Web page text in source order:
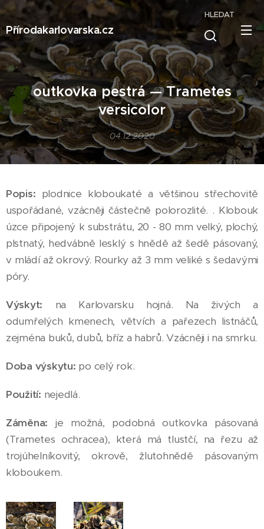
Přírodakarlovarska.cz
HLEDAT
outkovka pestrá — Trametes
versicolor
04.12.2020
Popis: plodnice kloboukaté a většinou střechovitě
uspořádané, vzácněji částečně polorozlité. . Klobouk
úzce připojený k substrátu, 20 - 80 mm velký, plochý,
plstnatý, hedvábně lesklý s hnědě až šedě pásovaný,
v mládí až okrový. Rourky až 3 mm veliké s šedavými
póry.
Výskyt: na Karlovarsku hojná. Na živých a
odumřelých kmenech, větvích a pařezech listnáčů,
zejména buků, dubů, bříz a habrů. Vzácněji i na smrku.
Doba výskytu: po celý rok.
Použití: nejedlá.
Záměna: je možná, podobná outkovka pásovaná
(Trametes ochracea), která má tlustčí, na řezu až
trojúhelníkovitý, okrově, žlutohnědě pásovaným
kloboukem.